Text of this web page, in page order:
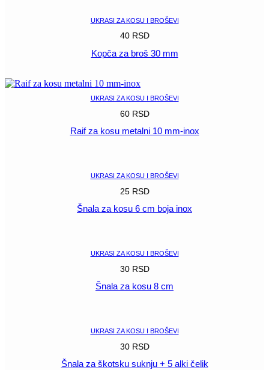
UKRASI ZA KOSU I BROŠEVI
40 RSD
Kopča za broš 30 mm
UKRASI ZA KOSU I BROŠEVI
60 RSD
Raif za kosu metalni 10 mm-inox
UKRASI ZA KOSU I BROŠEVI
25 RSD
Šnala za kosu 6 cm boja inox
UKRASI ZA KOSU I BROŠEVI
30 RSD
Šnala za kosu 8 cm
UKRASI ZA KOSU I BROŠEVI
30 RSD
Šnala za škotsku suknju + 5 alki čelik